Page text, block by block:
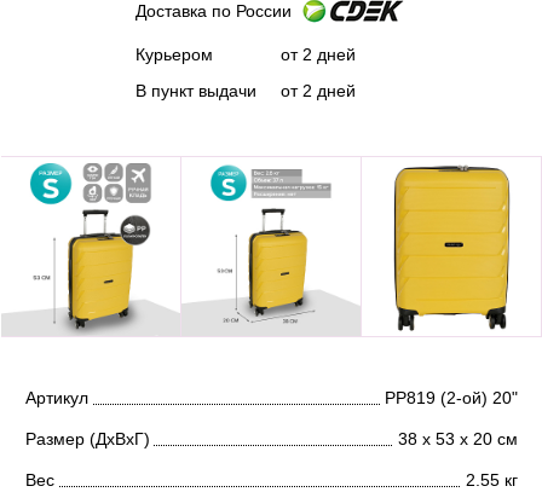
Доставка по России
Курьером
В пункт выдачи
от 2 дней
от 2 дней
Артикул РР819 (2-ой) 20"
Размер (ДхВхГ) 38 х 53 х 20 см
Вес 2.55 кг